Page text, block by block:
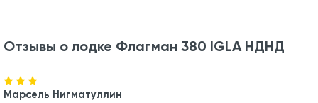
Отзывы о лодке Флагман 380 IGLA НДНД
Марсель Нигматуллин